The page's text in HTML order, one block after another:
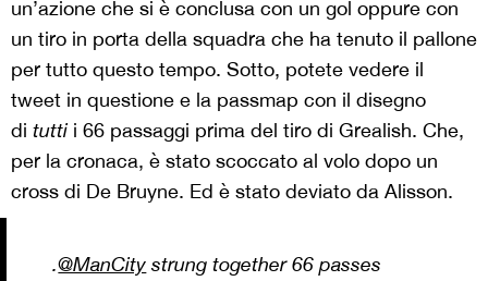
un’azione che si è conclusa con un gol oppure con
un tiro in porta della squadra che ha tenuto il pallone
per tutto questo tempo. Sotto, potete vedere il
tweet in questione e la passmap con il disegno
di tutti i 66 passaggi prima del tiro di Grealish. Che,
per la cronaca, è stato scoccato al volo dopo un
cross di De Bruyne. Ed è stato deviato da Alisson.
.@ManCity strung together 66 passes